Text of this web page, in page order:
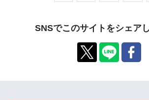
SNSでこのサイトをシェア